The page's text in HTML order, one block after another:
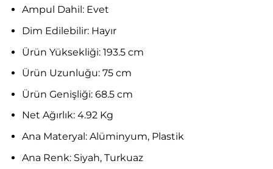
Ampul Dahil: Evet
Dim Edilebilir: Hayır
Ürün Yüksekliği: 193.5 cm
Ürün Uzunluğu: 75 cm
Ürün Genişliği: 68.5 cm
Net Ağırlık: 4.92Kg
Ana Materyal: Alüminyum, Plastik
Ana Renk: Siyah, Turkuaz